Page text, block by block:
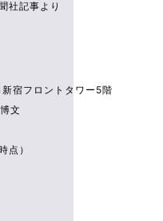
記事より
宿フロントタワー5階
文
点）